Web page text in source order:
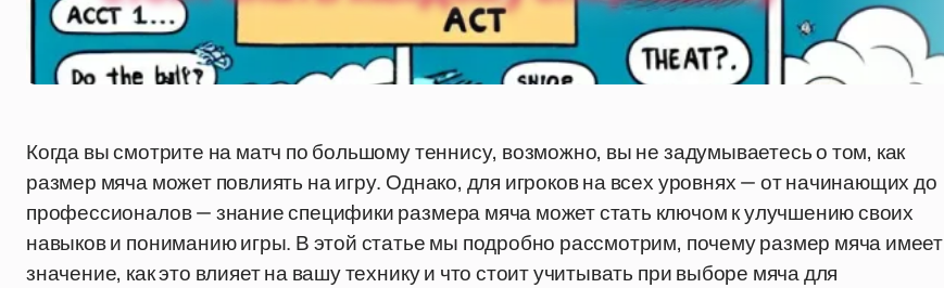
Когда вы смотрите на матч по большому теннису, возможно, вы не задумываетесь о том, как
размер мяча может повлиять на игру. Однако, для игроков на всех уровнях — от начинающих до
профессионалов — знание специфики размера мяча может стать ключом к улучшению своих
навыков и пониманию игры. В этой статье мы подробно рассмотрим, почему размер мяча имеет
значение, как это влияет на вашу технику и что стоит учитывать при выборе мяча для